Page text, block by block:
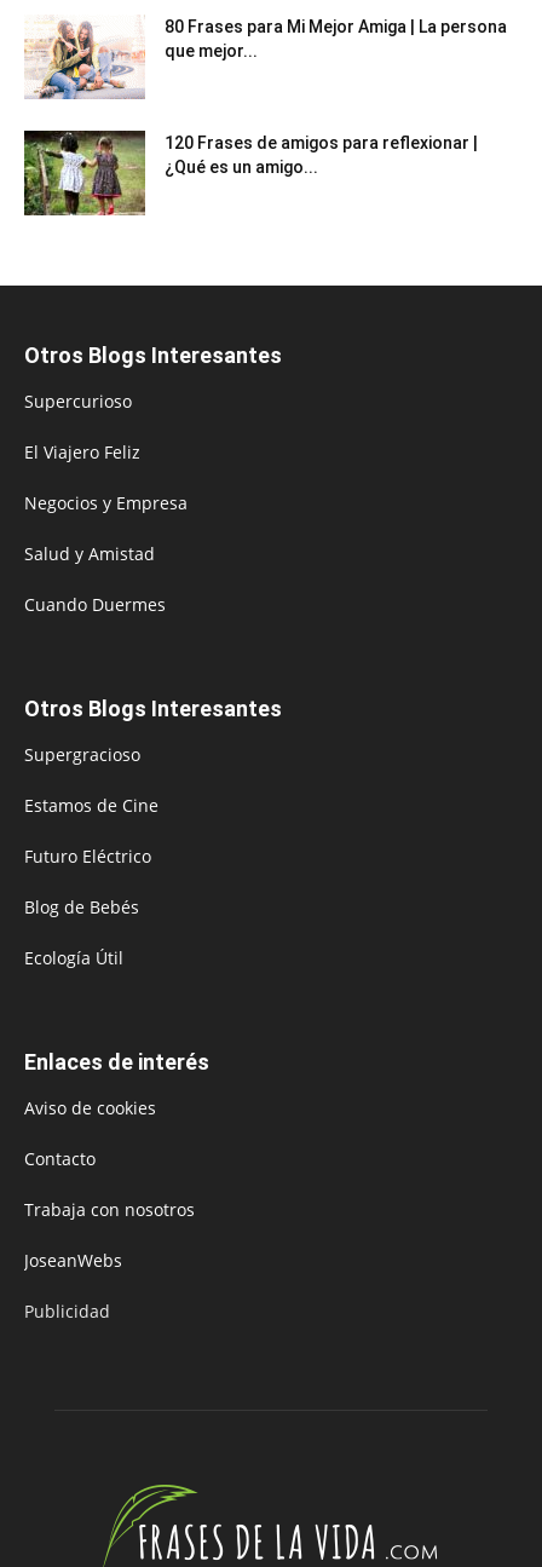
80 Frases para Mi Mejor Amiga | La persona
que mejor...
120 Frases de amigos para reflexionar |
¿Qué es un amigo...
Otros Blogs Interesantes
Supercurioso
El Viajero Feliz
Negocios y Empresa
Salud y Amistad
Cuando Duermes
Otros Blogs Interesantes
Supergracioso
Estamos de Cine
Futuro Eléctrico
Blog de Bebés
Ecología Útil
Enlaces de interés
Aviso de cookies
Contacto
Trabaja con nosotros
JoseanWebs
Publicidad